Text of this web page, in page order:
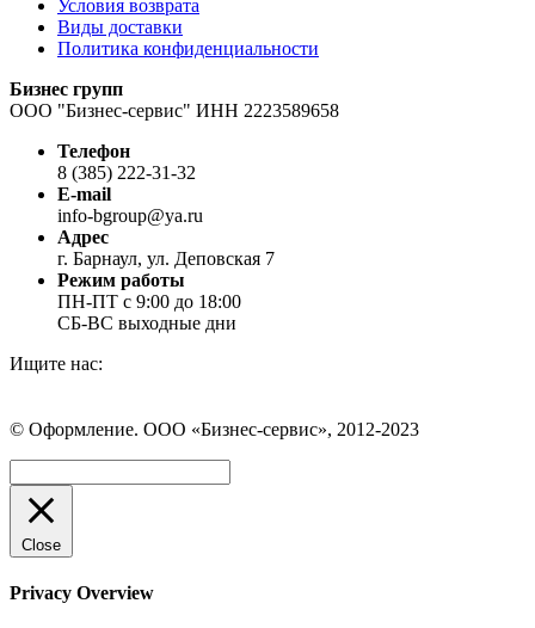
Условия возврата
Виды доставки
Политика конфиденциальности
Бизнес групп
ООО "Бизнес-сервис" ИНН 2223589658
Телефон
8 (385) 222-31-32
E-mail
info-bgroup@ya.ru
Адрес
г. Барнаул, ул. Деповская 7
Режим работы
ПН-ПТ с 9:00 до 18:00
СБ-ВС выходные дни
Ищите нас:
Вконтакте
открывается
в
новом
окне
WhatsApp
открывается
в
новом
окне
Telegram
открывается
в
новом
окне
© Оформление. ООО «Бизнес-сервис», 2012-2023
Close
Privacy Overview